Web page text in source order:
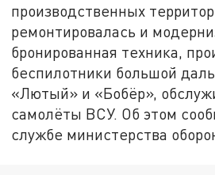
производственных
ремонтировалась и
бронированная техника,
беспилотники большой
«Лютый» и «Бобёр»,
самолёты ВСУ. Об этом
службе министерства